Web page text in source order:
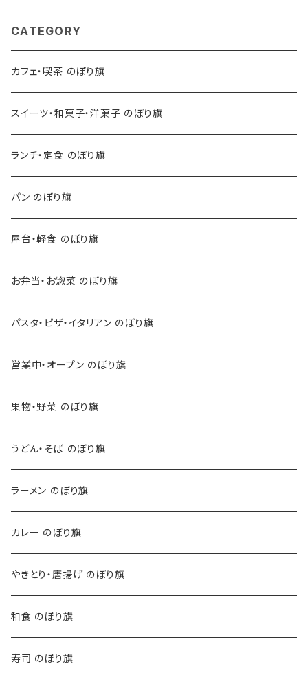
CATEGORY
カフェ・喫茶 のぼり旗
スイーツ・和菓子・洋菓子 のぼり旗
ランチ・定食 のぼり旗
パン のぼり旗
屋台・軽食 のぼり旗
お弁当・お惣菜 のぼり旗
パスタ・ピザ・イタリアン のぼり旗
営業中・オープン のぼり旗
果物・野菜 のぼり旗
うどん・そば のぼり旗
ラーメン のぼり旗
カレー のぼり旗
やきとり・唐揚げ のぼり旗
和食 のぼり旗
寿司 のぼり旗